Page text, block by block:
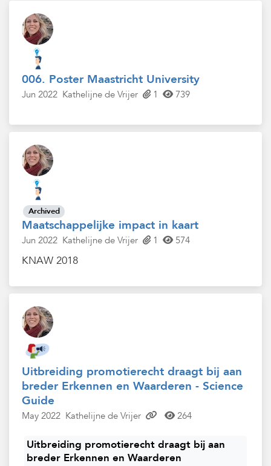
006. Poster Maastricht University
Jun 2022 Kathelijne de Vrijer 1 739
Maatschappelijke impact in kaart
Archived
Jun 2022 Kathelijne de Vrijer 1 574
KNAW 2018
Uitbreiding promotierecht draagt bij aan
breder Erkennen en Waarderen - Science
Guide
May 2022 Kathelijne de Vrijer 264
Uitbreiding promotierecht draagt bij aan
breder Erkennen en Waarderen